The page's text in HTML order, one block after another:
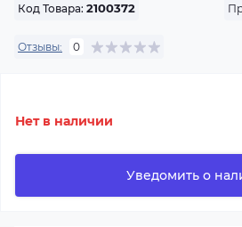
Код Товара: 2100372
Отзывы: 0
Нет в наличии
Уведомить о